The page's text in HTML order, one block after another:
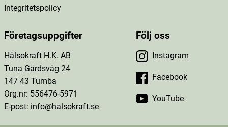
Integritetspolicy
Företagsuppgifter
Hälsokraft H.K. AB
Tuna Gårdsväg 24
147 43 Tumba
Org.nr: 556476-5971
E-post: info@halsokraft.se
Följ oss
Instagram
Facebook
YouTube